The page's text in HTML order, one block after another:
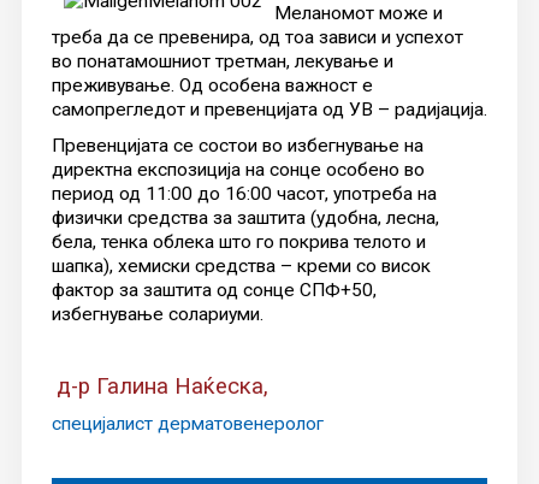
Меланомот може и
треба да се превенира, од тоа зависи и успехот
во понатамошниот третман, лекување и
преживување. Од особена важност е
самопрегледот и превенцијата од УВ – радијација.
Превенцијата се состои во избегнување на
директна експозиција на сонце особено во
период од 11:00 до 16:00 часот, употреба на
физички средства за заштита (удобна, лесна,
бела, тенка облека што го покрива телото и
шапка), хемиски средства – креми со висок
фактор за заштита од сонце СПФ+50,
избегнување солариуми.
д-р Галина Наќеска,
специјалист дерматовенеролог